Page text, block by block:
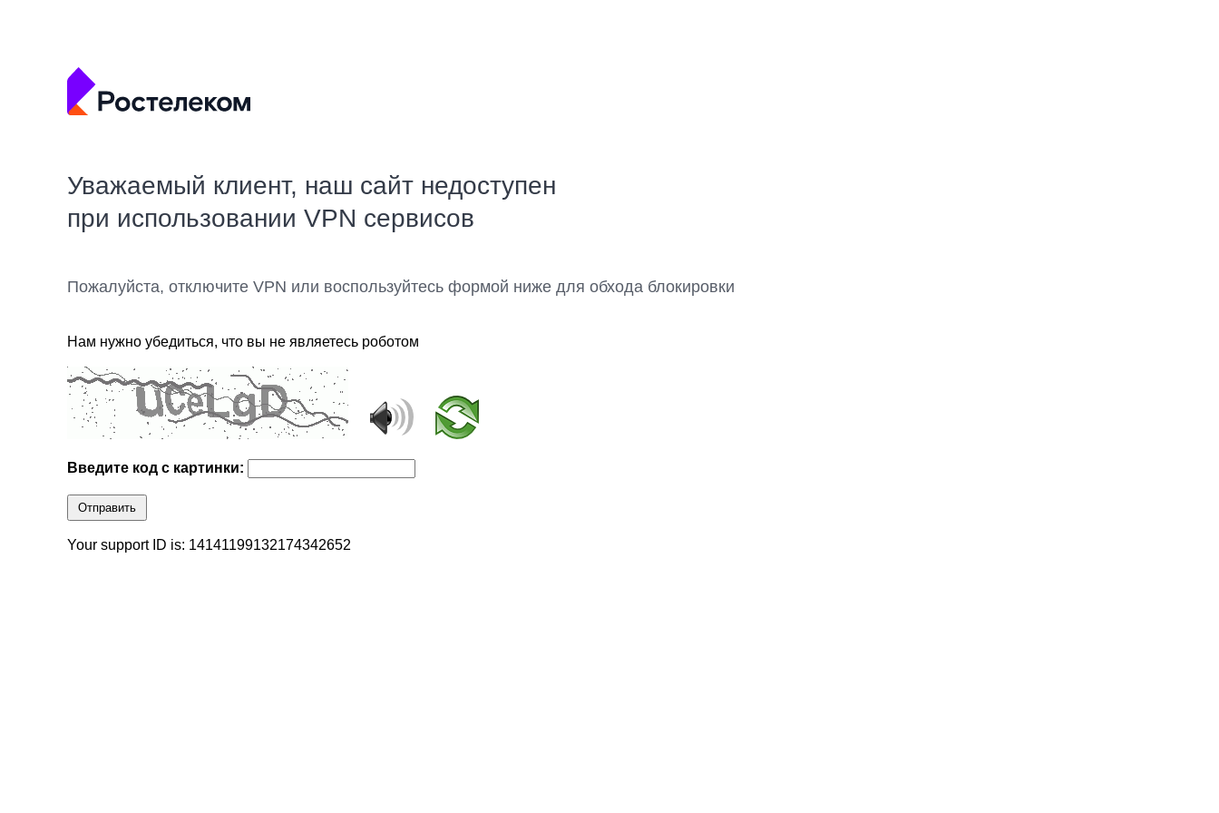
Уважаемый клиент, наш сайт недоступен
при использовании VPN сервисов
Пожалуйста, отключите VPN или воспользуйтесь формой ниже для обхода блокировки
Нам нужно убедиться, что вы не являетесь роботом
Введите код с картинки:
Отправить
Your support ID is: 14141199132174342652